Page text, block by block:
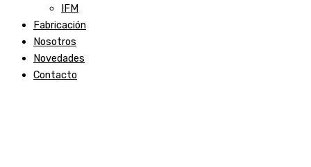
IFM
Fabricación
Nosotros
Novedades
Contacto